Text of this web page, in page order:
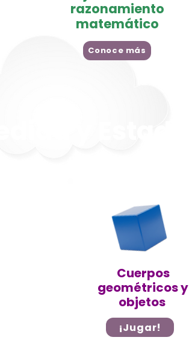
razonamiento
matemático
Conoce más
​Cuerpos
geométricos y
objetos
¡Jugar!